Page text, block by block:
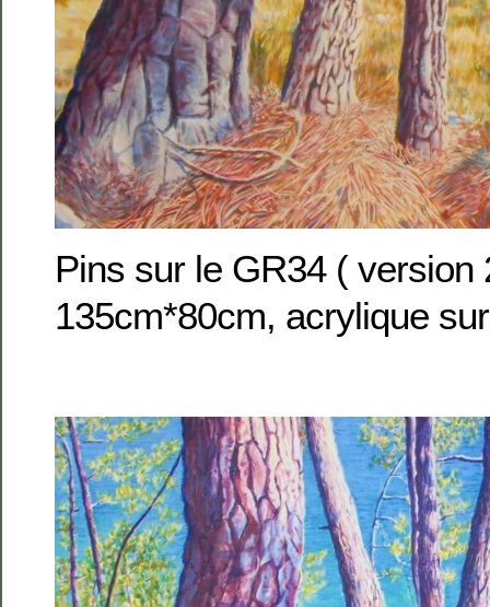
Pins sur le GR34 ( version
135cm*80cm, acrylique